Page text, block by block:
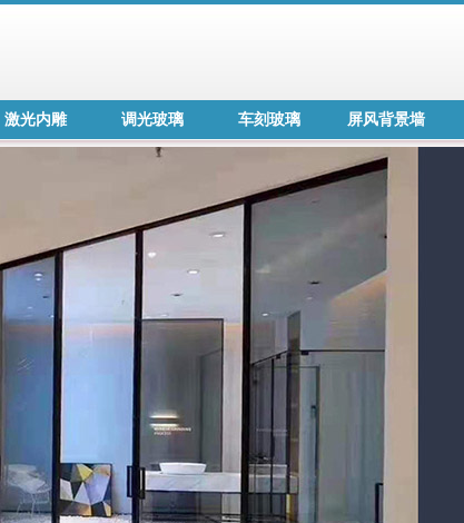
激光内雕 调光玻璃 车刻玻璃 屏风背景墙